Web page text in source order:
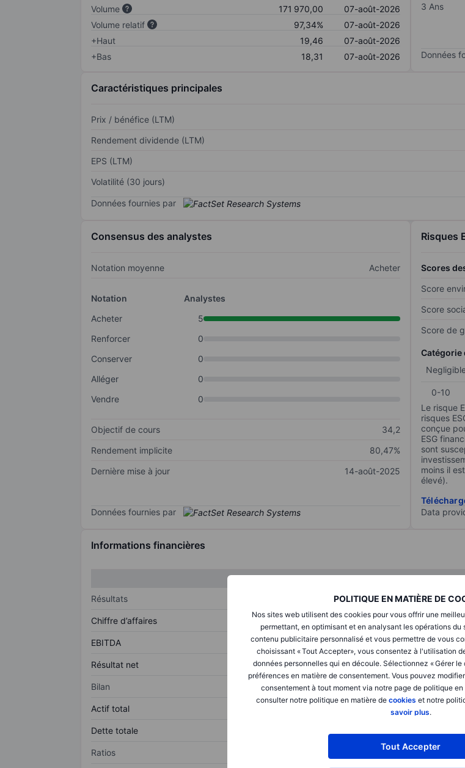
POLITIQUE EN MATIÈRE DE
Nos sites web utilisent des cookies pour vous offrir une
permettant, en optimisant et en analysant les opérations du
contenu publicitaire personnalisé et vous permettre de vous
choisissant « Tout Accepter», vous consentez à l'utilisation
données personnelles qui en découle. Sélectionnez « Gérer
préférences en matière de consentement. Vous pouvez
consentement à tout moment via notre page de politique
consulter notre politique en matière de cookies et notre
savoir plus.
Tout Accepter
Volume
171 970,00
07-août-2026
Volume relatif
97,34%
07-août-2026
+Haut
19,46
07-août-2026
+Bas
18,31 07-août-2026
3 Ans
Données
Caractéristiques principales
Prix / bénéfice (LTM)
Rendement dividende (LTM)
EPS (LTM)
Volatilité (30 jours)
Données fournies par
Consensus des analystes
Notation moyenne Acheter
Notation
Analystes
Acheter
5
Renforcer
0
Conserver
0
Alléger
0
Vendre
0
Objectif de cours
34,2
Rendement implicite
80,47%
Dernière mise à jour
14-août-2025
Données fournies par
Risques
Scores
Score
Score
Score de
Catégorie
0-10
Le risque
risques
conçue
ESG
sont
moins il
élevé).
Data
Informations financières
T1
Résultats
Chiffre d’affaires XXXXXXX
EBITDA XXXXXXX
Résultat net XXXXXXX
Bilan
Actif total XXXXXXX
Dette totale
Ratios